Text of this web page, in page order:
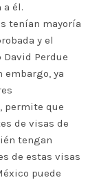
a él.
tenían mayoría
y el
Perdue
ya
permite que
de visas de
tengan
de estas visas
puede